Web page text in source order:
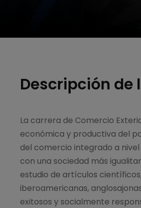
Descripción de
La carrera de Comercio
económica y productiva del
del comercio integrado a
con una sociedad más
estudio de artículos
iberoamericanas,
exitosos y socialmente